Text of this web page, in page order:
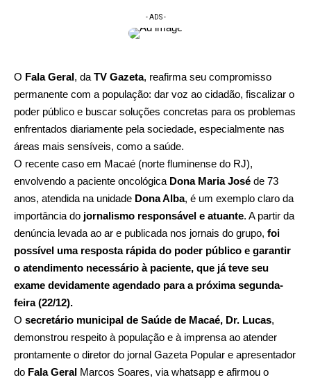
- ADS -
O Fala Geral, da TV Gazeta, reafirma seu compromisso
permanente com a população: dar voz ao cidadão, fiscalizar o
poder público e buscar soluções concretas para os problemas
enfrentados diariamente pela sociedade, especialmente nas
áreas mais sensíveis, como a saúde.
O recente caso em Macaé (norte fluminense do RJ),
envolvendo a paciente oncológica Dona Maria José de 73
anos, atendida na unidade Dona Alba, é um exemplo claro da
importância do jornalismo responsável e atuante. A partir da
denúncia levada ao ar e publicada nos jornais do grupo, foi
possível uma resposta rápida do poder público e garantir
o atendimento necessário à paciente, que já teve seu
exame devidamente agendado para a próxima segunda-
feira (22/12).
O secretário municipal de Saúde de Macaé, Dr. Lucas,
demonstrou respeito à população e à imprensa ao atender
prontamente o diretor do jornal Gazeta Popular e apresentador
do Fala Geral Marcos Soares, via whatsapp e afirmou o